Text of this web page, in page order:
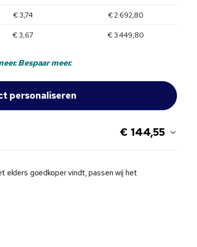
€ 3,74 € 2.692,80
€ 3,67 € 3.449,80
Bespaar meer.
€ 144,55
elders goedkoper vindt, passen wij het